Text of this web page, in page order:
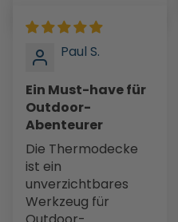
Paul S.
Ein Must-have für
Outdoor-
Abenteurer
Die Thermodecke
ist ein
unverzichtbares
Werkzeug für